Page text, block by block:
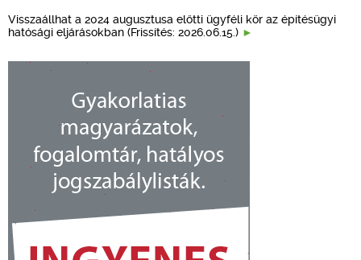
Visszaállhat a 2024 augusztusa előtti ügyféli kör az építésügyi
hatósági eljárásokban (Frissítés: 2026.06.15.)